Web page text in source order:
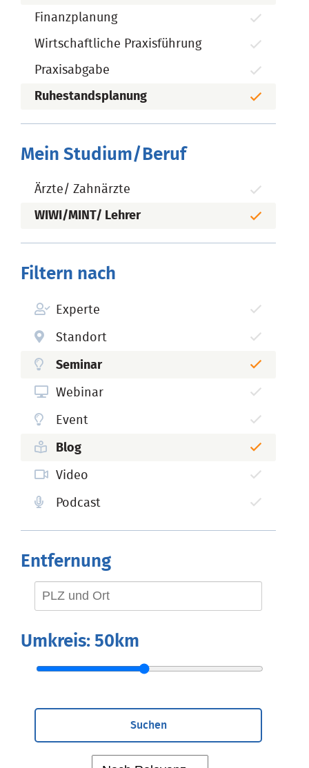
Finanzplanung
Wirtschaftliche Praxisführung
Praxisabgabe
Ruhestandsplanung
Mein Studium/Beruf
Ärzte/ Zahnärzte
WIWI/MINT/ Lehrer
Filtern nach
Experte
Standort
Seminar
Webinar
Event
Blog
Video
Podcast
Entfernung
Umkreis: 50km
Suchen